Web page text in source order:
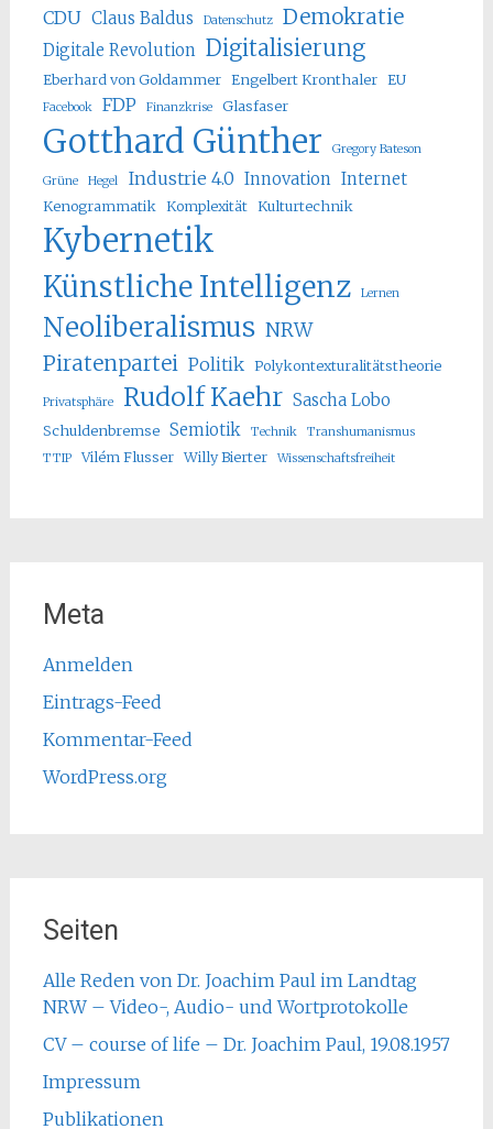
CDU Claus Baldus Datenschutz Demokratie
Digitale Revolution Digitalisierung
Eberhard von Goldammer Engelbert Kronthaler EU
Facebook FDP Finanzkrise Glasfaser
Gotthard Günther Gregory Bateson
Grüne Hegel Industrie 4.0 Innovation Internet
Kenogrammatik Komplexität Kulturtechnik
Kybernetik
Künstliche Intelligenz Lernen
Neoliberalismus NRW
Piratenpartei Politik Polykontexturalitätstheorie
Privatsphäre Rudolf Kaehr Sascha Lobo
Schuldenbremse Semiotik Technik
Transhumanismus
TTIP
Vilém Flusser Willy Bierter Wissenschaftsfreiheit
Meta
Anmelden
Eintrags-Feed
Kommentar-Feed
WordPress.org
Seiten
Alle Reden von Dr. Joachim Paul im Landtag
NRW – Video-, Audio- und Wortprotokolle
CV – course of life – Dr. Joachim Paul, 19.08.1957
Impressum
Publikationen